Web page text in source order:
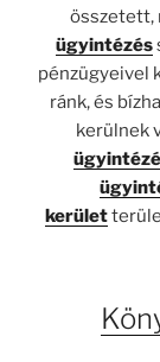
összetett,
ügyintézés
pénzügyeivel
ránk, és
kerülnek
kerület